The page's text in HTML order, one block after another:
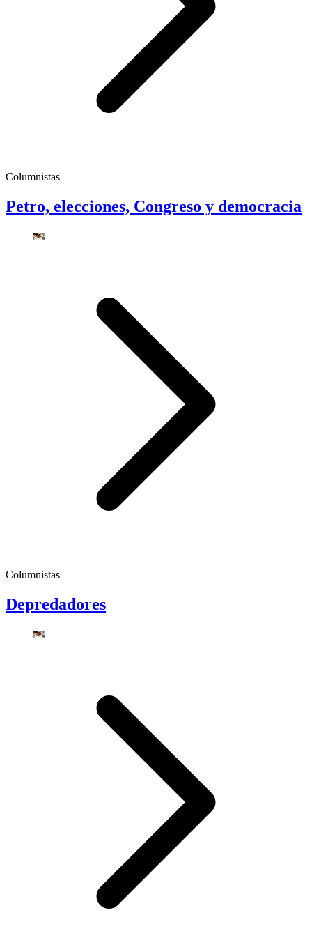
Columnistas
Petro, elecciones, Congreso y democracia
Columnistas
Depredadores